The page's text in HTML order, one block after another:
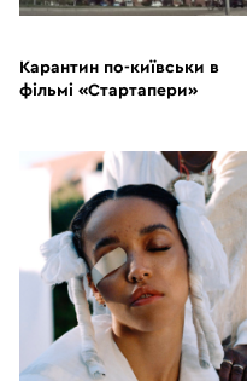
Карантин по-київськи в
фільмі «Стартапери»